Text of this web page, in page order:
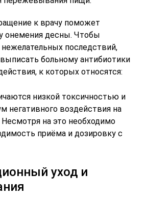
к врачу поможет
онемения десны. Чтобы
последствий,
больному антибиотики
к которых относятся:
низкой токсичностью и
негативного воздействия на
Несмотря на это необходимо
приёма и дозировку с
уход и